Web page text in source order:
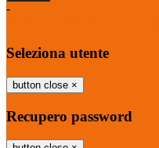
-
Seleziona utente
button close ×
Recupero password